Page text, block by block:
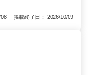
08 掲載終了日： 2026/10/09